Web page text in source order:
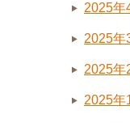
2025年
2025年
2025年
2025年